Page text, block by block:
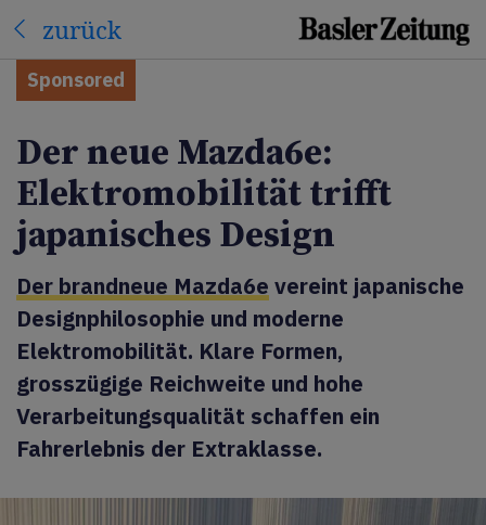
zurück
Sponsored
Der neue Mazda6e:
Elektromobilität trifft
japanisches Design
Der brandneue Mazda6e vereint japanische
Designphilosophie und moderne
Elektromobilität. Klare Formen,
grosszügige Reichweite und hohe
Verarbeitungsqualität schaffen ein
Fahrerlebnis der Extraklasse.